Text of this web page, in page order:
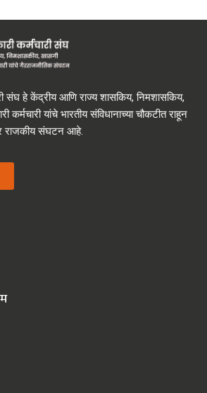
संघ हे केंद्रीय आणि राज्य शासकिय, निमशासकिय,
कर्मचारी यांचे भारतीय संविधानाच्या चौकटीत राहून
राजकीय संघटन आहे.